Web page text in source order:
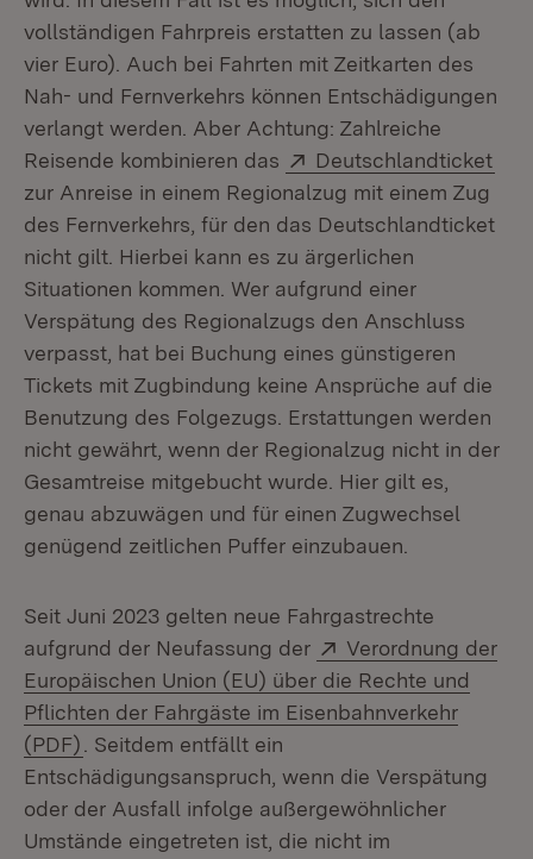
vollständigen Fahrpreis erstatten zu lassen (ab
vier Euro). Auch bei Fahrten mit Zeitkarten des
Nah- und Fernverkehrs können Entschädigungen
verlangt werden. Aber Achtung: Zahlreiche
Reisende kombinieren das
Extern:
Deutschlandticket
zur Anreise in einem Regionalzug mit einem Zug
des Fernverkehrs, für den das Deutschlandticket
nicht gilt. Hierbei kann es zu ärgerlichen
Situationen kommen. Wer aufgrund einer
Verspätung des Regionalzugs den Anschluss
verpasst, hat bei Buchung eines günstigeren
Tickets mit Zugbindung keine Ansprüche auf die
Benutzung des Folgezugs. Erstattungen werden
nicht gewährt, wenn der Regionalzug nicht in der
Gesamtreise mitgebucht wurde. Hier gilt es,
genau abzuwägen und für einen Zugwechsel
genügend zeitlichen Puffer einzubauen.
Seit Juni 2023 gelten neue Fahrgastrechte
aufgrund der Neufassung der
Extern:
Verordnung der
Europäischen Union (EU) über die Rechte und
Pflichten der Fahrgäste im Eisenbahnverkehr
(PDF) (Öffnet in neuem Fenster)
. Seitdem entfällt ein
Entschädigungsanspruch, wenn die Verspätung
oder der Ausfall infolge außergewöhnlicher
Umstände eingetreten ist, die nicht im